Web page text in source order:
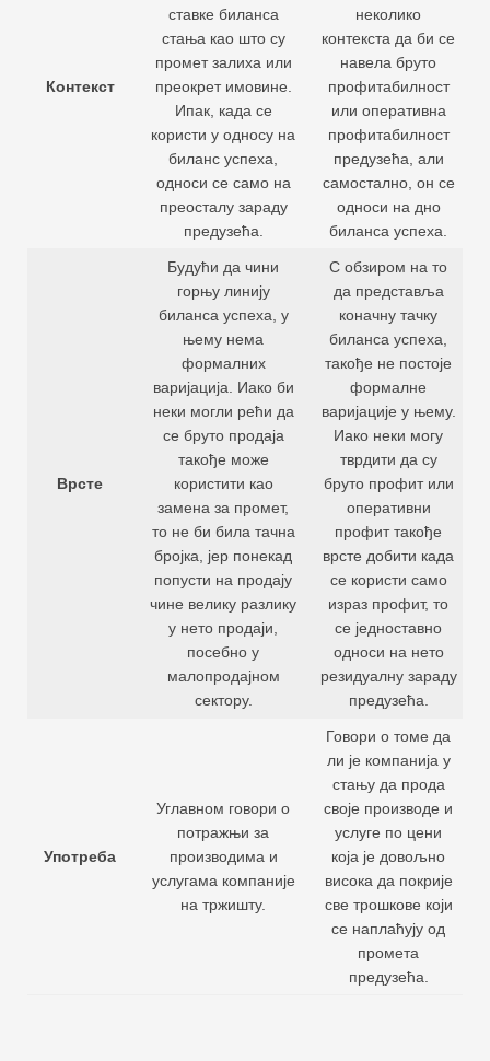
Контекст
ставке биланса
стања као што су
промет залиха или
преокрет имовине.
Ипак, када се
користи у односу на
биланс успеха,
односи се само на
преосталу зараду
предузећа.
неколико
контекста да би се
навела бруто
профитабилност
или оперативна
профитабилност
предузећа, али
самостално, он се
односи на дно
биланса успеха.
Врсте
Будући да чини
горњу линију
биланса успеха, у
њему нема
формалних
варијација. Иако би
неки могли рећи да
се бруто продаја
такође може
користити као
замена за промет,
то не би била тачна
бројка, јер понекад
попусти на продају
чине велику разлику
у нето продаји,
посебно у
малопродајном
сектору.
С обзиром на то
да представља
коначну тачку
биланса успеха,
такође не постоје
формалне
варијације у њему.
Иако неки могу
тврдити да су
бруто профит или
оперативни
профит такође
врсте добити када
се користи само
израз профит, то
се једноставно
односи на нето
резидуалну зараду
предузећа.
Употреба
Углавном говори о
потражњи за
производима и
услугама компаније
на тржишту.
Говори о томе да
ли је компанија у
стању да прода
своје производе и
услуге по цени
која је довољно
висока да покрије
све трошкове који
се наплаћују од
промета
предузећа.